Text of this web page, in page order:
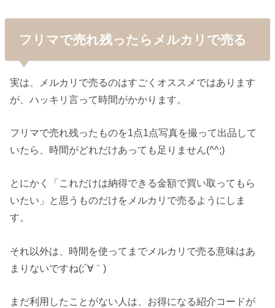
フリマで売れ残ったらメルカリで売る
実は、メルカリで売るのはすごくオススメではあります
が、ハッキリ言って時間がかかります。
フリマで売れ残ったものを1点1点写真を撮って出品して
いたら、時間がどれだけあっても足りません(^^;)
とにかく「これだけは納得できる金額で買い取ってもら
いたい」と思うものだけをメルカリで売るようにしま
す。
それ以外は、時間を使ってまでメルカリで売る意味はあ
まりないですね(;´∀｀)
まだ利用したことがない人は、お得になる紹介コードが